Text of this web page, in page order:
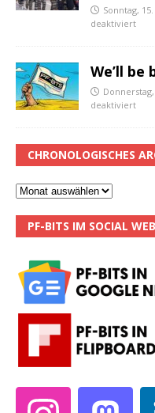
Sonntag,
deaktiviert
We’ll be
deaktiviert
CHRONOLOGISCHES
PF-BITS IM SOCIAL WEB